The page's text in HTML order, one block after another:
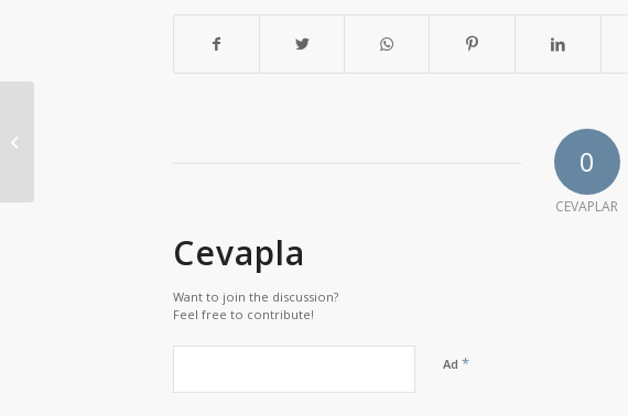
0
CEVAPLAR
Cevapla
Want to join the discussion?
Feel free to contribute!
Ad *